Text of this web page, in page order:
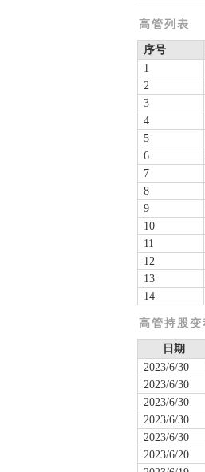
高管列表
序号
1
2
3
4
5
6
7
8
9
10
11
12
13
14
高管持股变
日期
2023/6/30
2023/6/30
2023/6/30
2023/6/30
2023/6/30
2023/6/20